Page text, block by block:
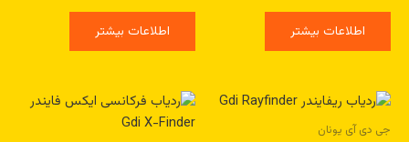
اطلاعات بیشتر اطلاعات بیشتر
جی دی آی یونان